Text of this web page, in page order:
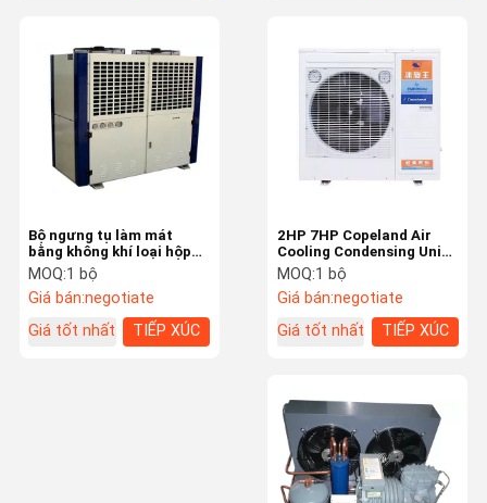
Bộ điều khiển làm lạnh kỹ thuật số
Van dịch vụ làm lạnh
Động cơ quạt làm lạnh
Bộ dụng cụ điều hòa không khí
2HP 7HP Copeland Air
Cooling Condensing Unit
60W Fan Cold Room
Condensing Unit
MOQ:1 bộ
Giá bán:negotiate
Giá tốt nhất
TIẾP XÚC
Bộ ngưng tụ làm mát
bằng không khí loại hộp
Copeland 8HP 15HP cho
phòng lạnh 3PH 50HZ
MOQ:1 bộ
Giá bán:negotiate
Giá tốt nhất
TIẾP XÚC